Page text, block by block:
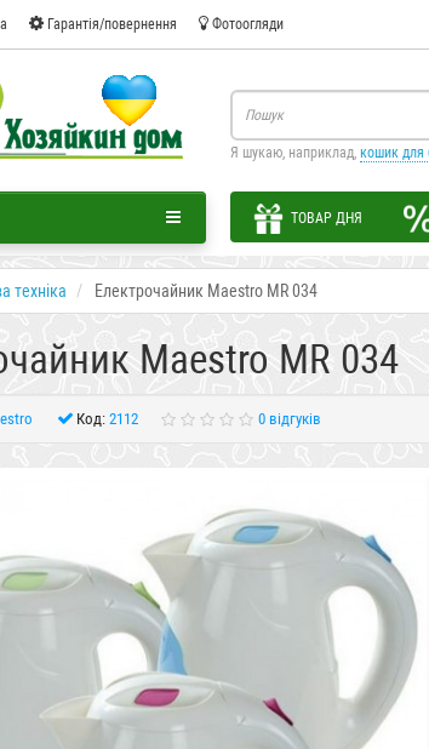
Гарантія/повернення Фотоогляди
Я шукаю, наприклад, кошик для
ТОВАР ДНЯ
техніка Електрочайник Maestro MR 034
Maestro MR 034
Код: 2112 0 відгуків